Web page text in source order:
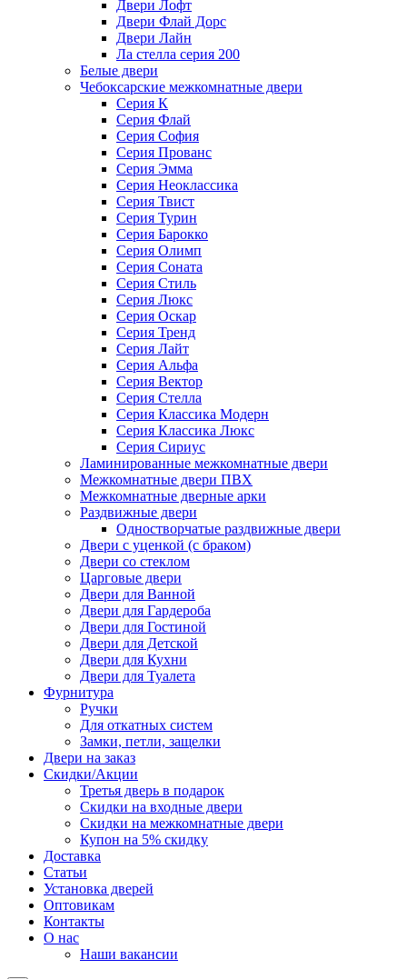
Двери Лофт
Двери Флай Дорс
Двери Лайн
Ла стелла серия 200
Белые двери
Чебоксарские межкомнатные двери
Серия К
Серия Флай
Серия София
Серия Прованс
Серия Эмма
Серия Неоклассика
Серия Твист
Серия Турин
Серия Барокко
Серия Олимп
Серия Соната
Серия Стиль
Серия Люкс
Серия Оскар
Серия Тренд
Серия Лайт
Серия Альфа
Серия Вектор
Серия Стелла
Серия Классика Модерн
Серия Классика Люкс
Серия Сириус
Ламинированные межкомнатные двери
Межкомнатные двери ПВХ
Межкомнатные дверные арки
Раздвижные двери
Одностворчатые раздвижные двери
Двери с уценкой (с браком)
Двери со стеклом
Царговые двери
Двери для Ванной
Двери для Гардероба
Двери для Гостиной
Двери для Детской
Двери для Кухни
Двери для Туалета
Фурнитура
Ручки
Для откатных систем
Замки, петли, защелки
Двери на заказ
Скидки/Акции
Третья дверь в подарок
Скидки на входные двери
Скидки на межкомнатные двери
Купон на 5% скидку
Доставка
Статьи
Установка дверей
Оптовикам
Контакты
О нас
Наши вакансии